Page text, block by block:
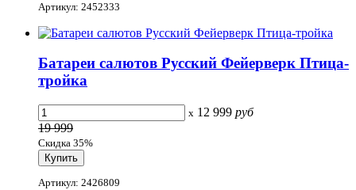
Артикул: 2452333
Батареи салютов Русский Фейерверк Птица-
тройка
x 12 999 руб
19 999
Скидка 35%
Артикул: 2426809